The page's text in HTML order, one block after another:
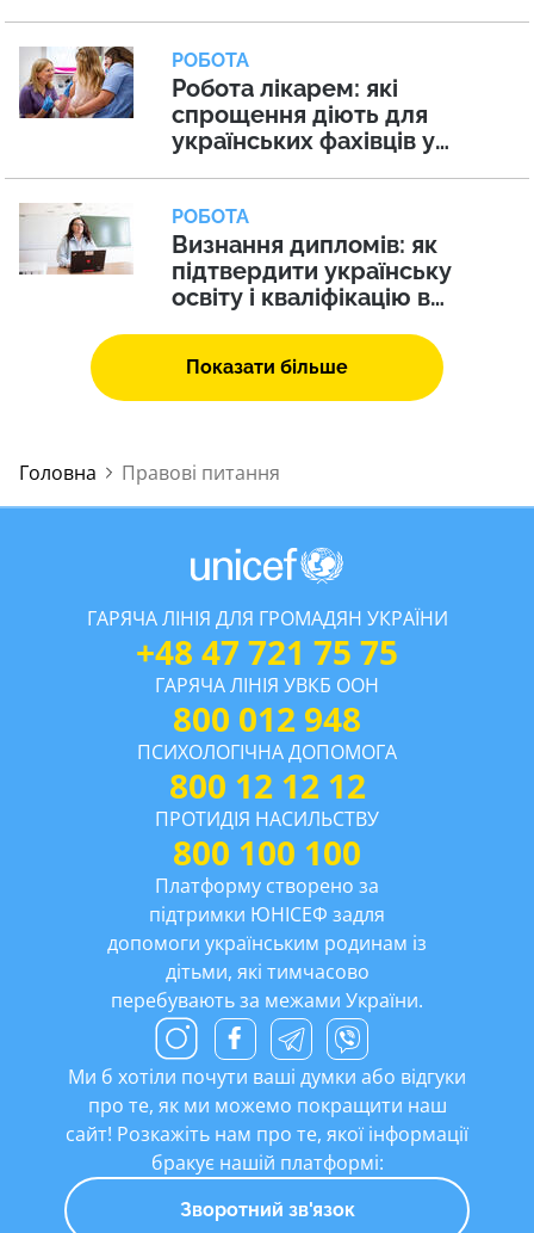
РОБОТА
Робота лікарем: які
спрощення діють для
українських фахівців у
РОБОТА
Визнання дипломів: як
підтвердити українську
освіту і кваліфікацію в
Показати більше
Головна Правові питання
ГАРЯЧА ЛІНІЯ ДЛЯ ГРОМАДЯН УКРАЇНИ
+48 47 721 75 75
ГАРЯЧА ЛІНІЯ УВКБ ООН
800 012 948
ПСИХОЛОГІЧНА ДОПОМОГА
800 12 12 12
ПРОТИДІЯ НАСИЛЬСТВУ
800 100 100
Платформу створено за
підтримки ЮНІСЕФ задля
допомоги українським родинам із
дітьми, які тимчасово
перебувають за межами України.
Ми б хотіли почути ваші думки або відгуки
про те, як ми можемо покращити наш
сайт! Розкажіть нам про те, якої інформації
бракує нашій платформі:
Зворотний зв'язок